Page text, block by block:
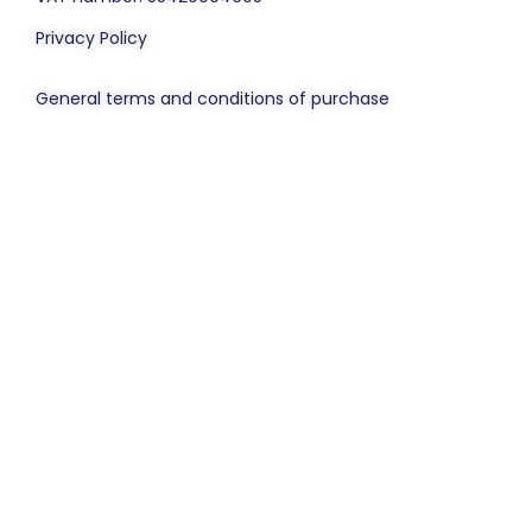
Privacy Policy
General terms and conditions of purchase